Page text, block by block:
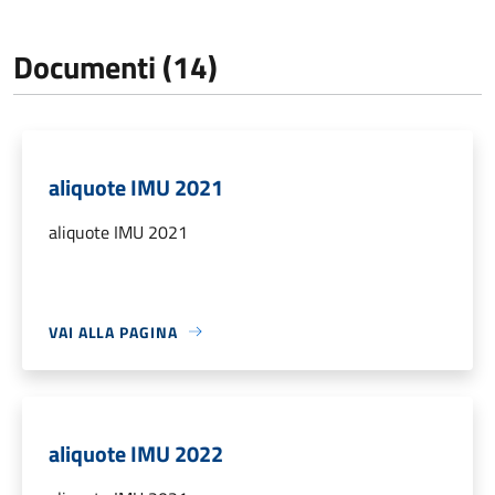
Documenti (14)
aliquote IMU 2021
aliquote IMU 2021
VAI ALLA PAGINA
aliquote IMU 2022